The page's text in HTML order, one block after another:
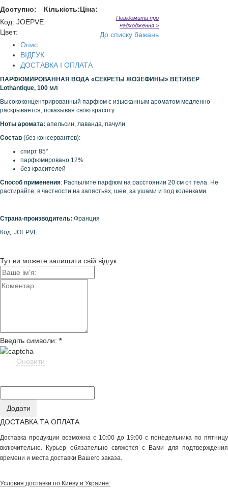
Доступно: Кількість:Ціна:
Код: JOEPVE
Цвет:
Повідомити про
надходження >
До списку бажань
Опис
ВІДГУК
ДОСТАВКА І ОПЛАТА
ПАРФЮМИРОВАННАЯ ВОДА «СЕКРЕТЫ ЖОЗЕФИНЫ» ВЕТИВЕР
Lothantique, 100 мл
Высококонцентрированный парфюм с изысканным ароматом медленно
раскрывается, показывая свою красоту.
Ноты аромата: апельсин, лаванда, пачули
Состав (без консервантов):
спирт 85°
парфюмировано 12%
без красителей
Способ применения: Распылите парфюм на расстоянии 20 см от тела. Не
растирайте, в частности на запястьях, шее, за ушами и под коленками.
Страна-производитель: Франция
Код: JOEPVE
Тут ви можете залишити свій відгук
Введіть символи: *
Оновити
ДОСТАВКА ТА ОПЛАТА
Доставка продукции возможна с 10:00 до 19:00 с понедельника по пятницу
включительно. Курьер обязательно свяжется с Вами для подтверждения
времени и места доставки Вашего заказа.
Условия доставки по Киеву и Украине: